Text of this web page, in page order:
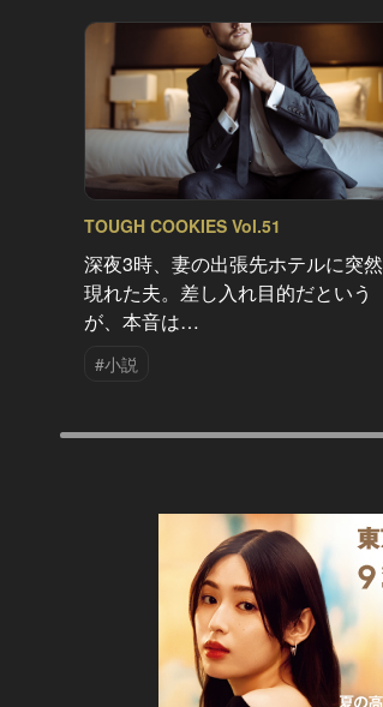
TOUGH COOKIES Vol.51
深夜3時、妻の出張先ホテルに突然
現れた夫。差し入れ目的だという
が、本音は…
#小説